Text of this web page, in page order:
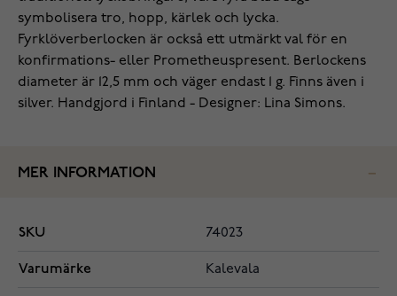
symbolisera tro, hopp, kärlek och lycka.
Fyrklöverberlocken är också ett utmärkt val för en
konfirmations- eller Prometheuspresent. Berlockens
diameter är 12,5 mm och väger endast 1 g. Finns även i
silver. Handgjord i Finland - Designer: Lina Simons.
MER INFORMATION
SKU 74023
Varumärke Kalevala